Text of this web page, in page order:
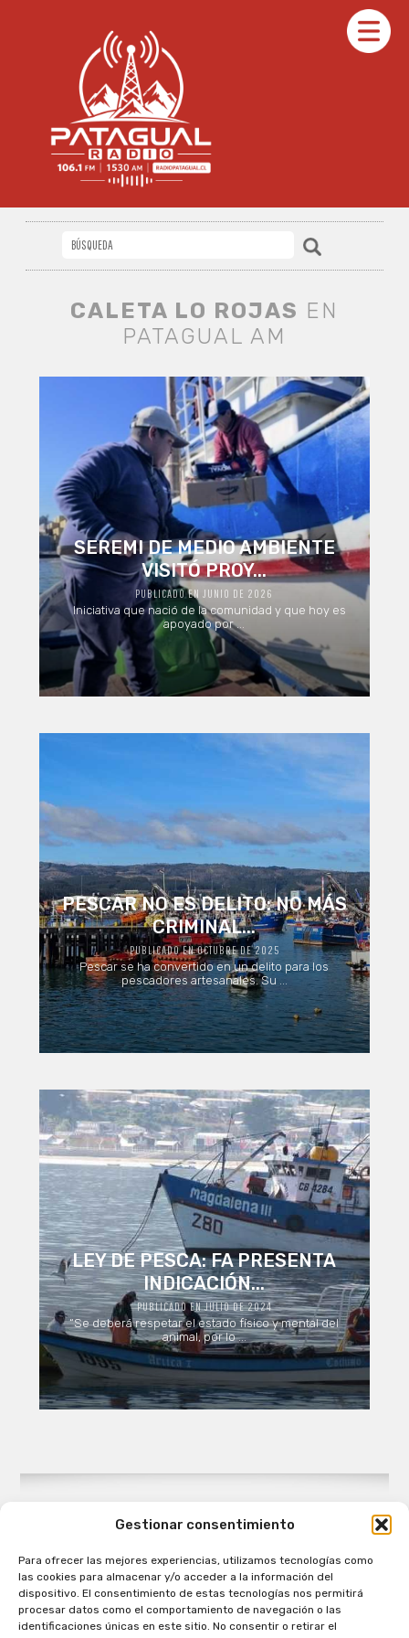
Gestionar consentimiento
Para ofrecer las mejores experiencias, utilizamos tecnologías como
las cookies para almacenar y/o acceder a la información del
dispositivo. El consentimiento de estas tecnologías nos permitirá
procesar datos como el comportamiento de navegación o las
identificaciones únicas en este sitio. No consentir o retirar el
CALETA LO ROJAS EN
PATAGUAL AM
SEREMI DE MEDIO AMBIENTE
VISITÓ PROY...
PUBLICADO EN JUNIO DE 2026
Iniciativa que nació de la comunidad y que hoy es
apoyado por ...
PESCAR NO ES DELITO: NO MÁS
CRIMINAL...
PUBLICADO EN OCTUBRE DE 2025
Pescar se ha convertido en un delito para los
pescadores artesanales. Su ...
LEY DE PESCA: FA PRESENTA
INDICACIÓN...
PUBLICADO EN JULIO DE 2024
“Se deberá respetar el estado físico y mental del
animal, por lo ...
Patagual Radio Digital 2026 - Todos los derechos
reservados
la Radio de Verdad